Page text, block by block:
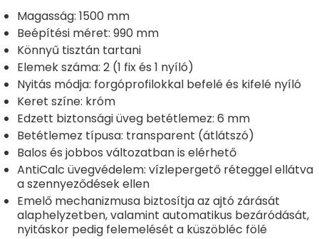
Magasság: 1500 mm
Beépítési méret: 990 mm
Könnyű tisztán tartani
Elemek száma: 2 (1 fix és 1 nyíló)
Nyitás módja: forgóprofilokkal befelé és kifelé nyíló
Keret színe: króm
Edzett biztonsági üveg betétlemez: 6 mm
Betétlemez típusa: transparent (átlátszó)
Balos és jobbos változatban is elérhető
AntiCalc üvegvédelem: vízlepergető réteggel ellátva
a szennyeződések ellen
Emelő mechanizmusa biztosítja az ajtó zárását
alaphelyzetben, valamint automatikus bezáródását,
nyitáskor pedig felemelését a küszöbléc fölé